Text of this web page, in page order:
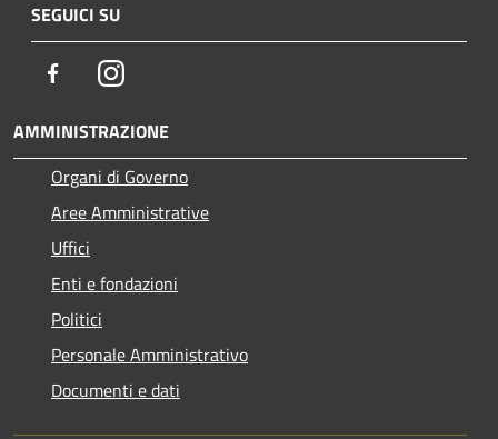
SEGUICI SU
FacebookInstagram
AMMINISTRAZIONE
Organi di Governo
Aree Amministrative
Uffici
Enti e fondazioni
Politici
Personale Amministrativo
Documenti e dati